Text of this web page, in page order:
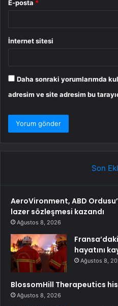
E-posta *
İnternet sitesi
Daha sonraki yorumlarımda
adresim ve site adresim bu
Son
AeroVironment, ABD
lazer sözleşmesi kazandı
Ağustos 8, 2026
hayatını
Ağustos 8,
BlossomHill Therapeutics
Ağustos 8, 2026